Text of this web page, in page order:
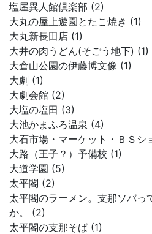
塩屋異人館倶楽部 (2)
大丸の屋上遊園とたこ焼き (1)
大丸新長田店 (1)
大井の肉うどん(そごう地下) (1)
大倉山公園の伊藤博文像 (1)
大劇 (1)
大劇会館 (2)
大塩の塩田 (3)
大池かまふろ温泉 (4)
大石市場・マーケット・ＢＳシ
大路（王子？）予備校 (1)
大道学園 (5)
太平閣 (2)
太平閣のラーメン。支那ソバっ
か。 (2)
太平閣の支那そば (1)